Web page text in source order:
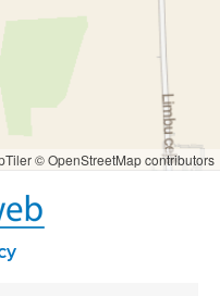
© OpenStreetMap contributors